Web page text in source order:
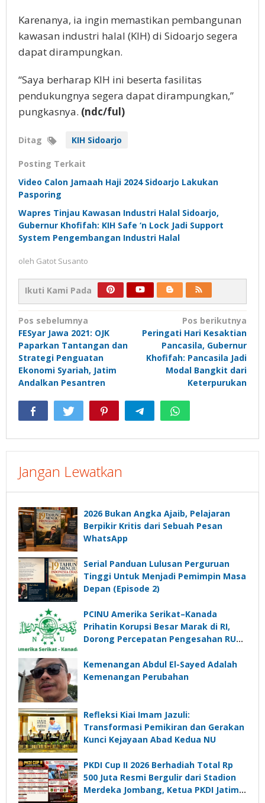
Karenanya, ia ingin memastikan pembangunan
kawasan industri halal (KIH) di Sidoarjo segera
dapat dirampungkan.
“Saya berharap KIH ini beserta fasilitas
pendukungnya segera dapat dirampungkan,”
pungkasnya. (ndc/ful)
Ditag KIH Sidoarjo
Posting Terkait
Video Calon Jamaah Haji 2024 Sidoarjo Lakukan
Pasporing
Wapres Tinjau Kawasan Industri Halal Sidoarjo,
Gubernur Khofifah: KIH Safe ‘n Lock Jadi Support
System Pengembangan Industri Halal
oleh Gatot Susanto
Ikuti Kami Pada
Navigasi
pos
Pos sebelumnya
FESyar Jawa 2021: OJK
Paparkan Tantangan dan
Strategi Penguatan
Ekonomi Syariah, Jatim
Andalkan Pesantren
Pos berikutnya
Peringati Hari Kesaktian
Pancasila, Gubernur
Khofifah: Pancasila Jadi
Modal Bangkit dari
Keterpurukan
Jangan Lewatkan
2026 Bukan Angka Ajaib, Pelajaran
Berpikir Kritis dari Sebuah Pesan
WhatsApp
Serial Panduan Lulusan Perguruan
Tinggi Untuk Menjadi Pemimpin Masa
Depan (Episode 2)
PCINU Amerika Serikat–Kanada
Prihatin Korupsi Besar Marak di RI,
Dorong Percepatan Pengesahan RUU
Kemenangan Abdul El-Sayed Adalah
Kemenangan Perubahan
Refleksi Kiai Imam Jazuli:
Transformasi Pemikiran dan Gerakan
Kunci Kejayaan Abad Kedua NU
PKDI Cup II 2026 Berhadiah Total Rp
500 Juta Resmi Bergulir dari Stadion
Merdeka Jombang, Ketua PKDI Jatim: